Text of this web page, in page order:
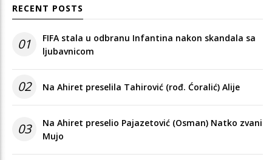
RECENT POSTS
01
FIFA stala u odbranu Infantina nakon skandala sa
ljubavnicom
02 Na Ahiret preselila Tahirović (rođ. Ćoralić) Alije
03
Na Ahiret preselio Pajazetović (Osman) Natko zvani
Mujo